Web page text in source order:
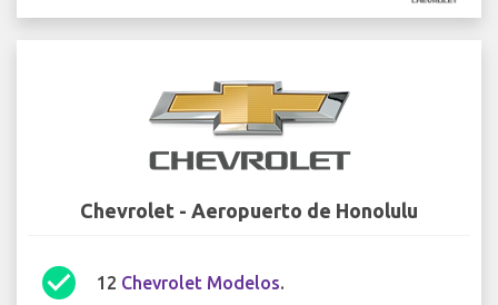
Chevrolet - Aeropuerto de Honolulu
check_circle 12 Chevrolet Modelos.